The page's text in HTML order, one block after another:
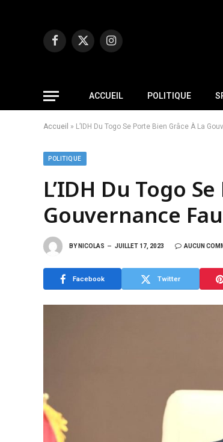
Facebook
X
Instagram
ACCUEIL POLITIQUE
Accueil » L’IDH Du Togo Se Porte Bien Grâce À La
POLITIQUE
L’IDH Du Togo
Gouvernance
BY NICOLAS JUILLET 17, 2023 AUCUN
Facebook Twitter